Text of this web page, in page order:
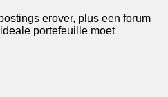
erover, plus een forum
portefeuille moet